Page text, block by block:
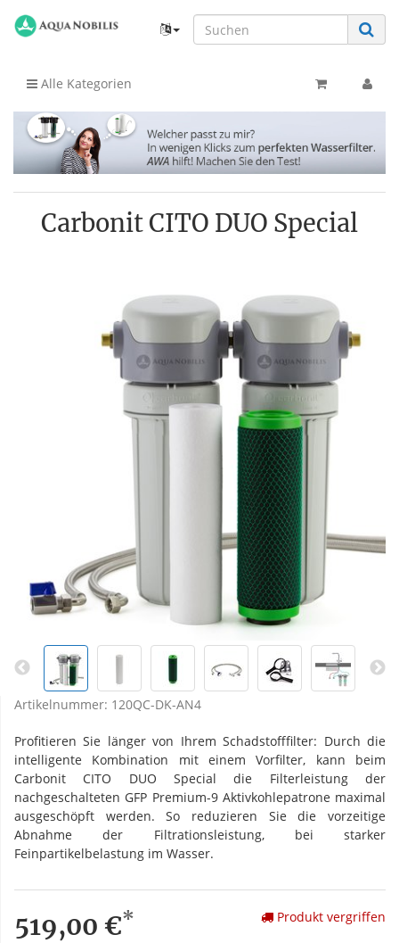
Alle Kategorien
Carbonit CITO DUO Special
Artikelnummer: 120QC-DK-AN4
Profitieren Sie länger von Ihrem Schadstofffilter: Durch die
intelligente Kombination mit einem Vorfilter, kann beim
Carbonit CITO DUO Special die Filterleistung der
nachgeschalteten GFP Premium-9 Aktivkohlepatrone maximal
ausgeschöpft werden. So reduzieren Sie die vorzeitige
Abnahme der Filtrationsleistung, bei starker
Feinpartikelbelastung im Wasser.
519,00 €* Produkt vergriffen